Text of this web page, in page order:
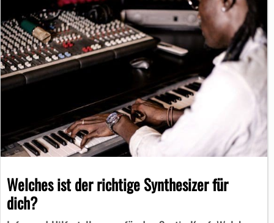
Welches ist der richtige Synthesizer für
dich?